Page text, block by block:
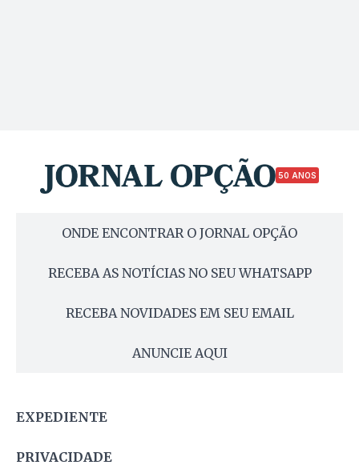
50 ANOS
ONDE ENCONTRAR O JORNAL OPÇÃO
RECEBA AS NOTÍCIAS NO SEU WHATSAPP
RECEBA NOVIDADES EM SEU EMAIL
ANUNCIE AQUI
EXPEDIENTE
PRIVACIDADE